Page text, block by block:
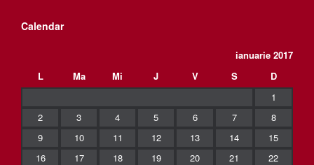
Calendar
ianuarie 2017
L
Ma Mi J V S
D
1
2
3 4 5 6 7
8
9
10 11 12 13 14
15
16
17 18 19 20 21 22